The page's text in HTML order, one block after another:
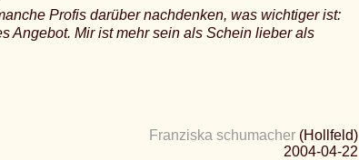
Profis darüber nachdenken, was wichtiger ist:
Angebot. Mir ist mehr sein als Schein lieber als
Franziska schumacher (Hollfeld)
2004-04-22